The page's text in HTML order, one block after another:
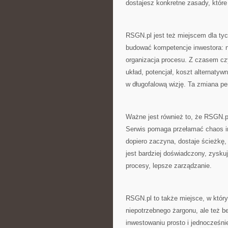
dostajesz konkretne zasady,
RSGN.pl jest też miejscem dla
budować kompetencje
organizacja procesu. Z czasem
układ, potencjał, koszt
w długofalową wizję. Ta zmiana
Ważne jest również to, że
Serwis pomaga przełamać
dopiero zaczyna, dostaje
jest bardziej doświadczony,
procesy, lepsze zarządzanie.
RSGN.pl to także miejsce, w
niepotrzebnego żargonu, ale też
inwestowaniu prosto i